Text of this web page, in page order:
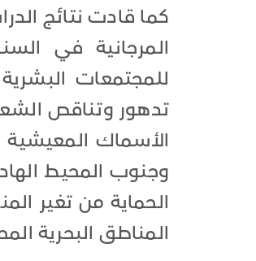
كما قادت نتائج
المرجانية في
للمجتمعات
تدهور وتناقص
الأسماك المعيشية
وجنوب المحيط
الحماية من تغير
المناطق البحرية